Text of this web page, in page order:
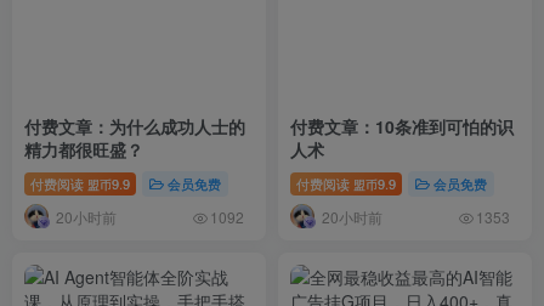
付费文章：为什么成功人士的
精力都很旺盛？
付费阅读 盟币9.9 会员免费
20小时前 1092
付费文章：10条准到可怕的识
人术
付费阅读 盟币9.9 会员免费
20小时前 1353